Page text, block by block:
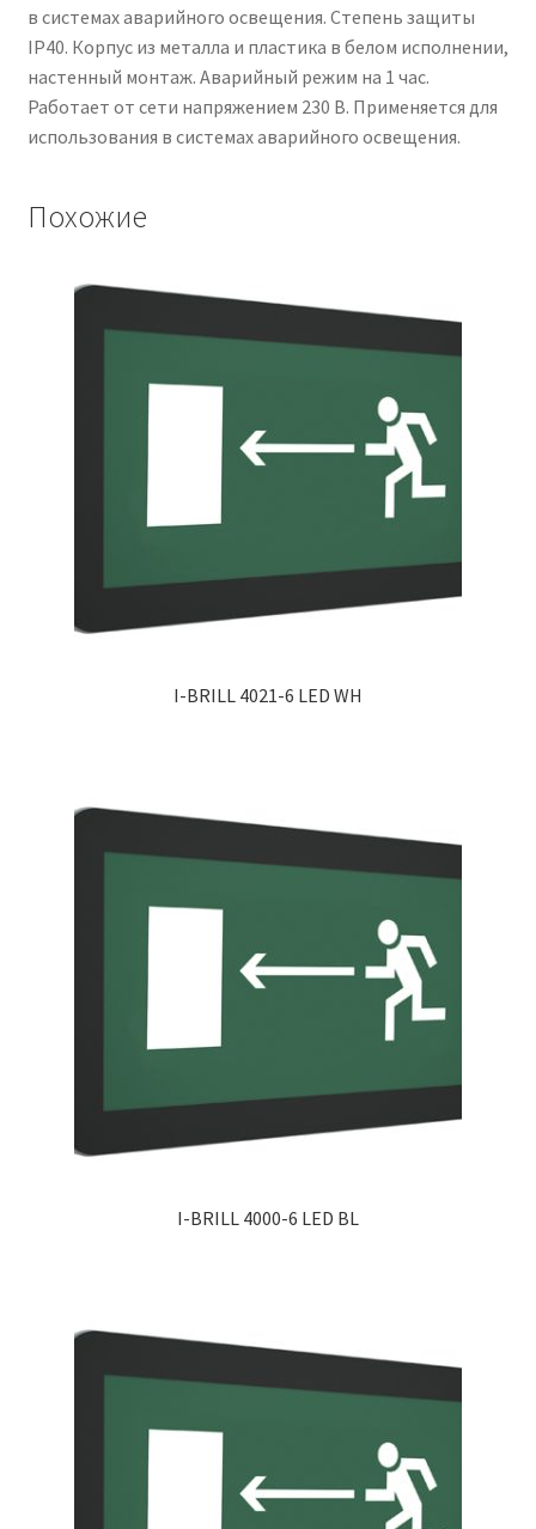
в системах аварийного освещения. Степень защиты
IP40. Корпус из металла и пластика в белом исполнении,
настенный монтаж. Аварийный режим на 1 час.
Работает от сети напряжением 230 В. Применяется для
использования в системах аварийного освещения.
Похожие
I-BRILL 4021-6 LED WH
I-BRILL 4000-6 LED BL